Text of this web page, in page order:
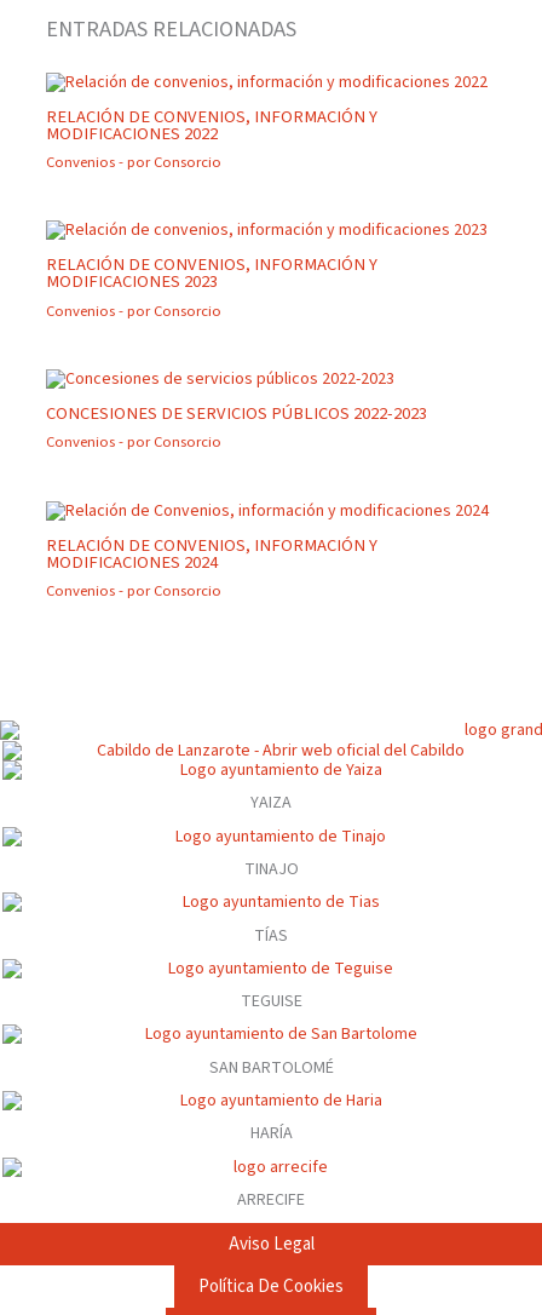
ENTRADAS RELACIONADAS
RELACIÓN DE CONVENIOS, INFORMACIÓN Y
MODIFICACIONES 2022
Convenios- por Consorcio
RELACIÓN DE CONVENIOS, INFORMACIÓN Y
MODIFICACIONES 2023
Convenios- por Consorcio
CONCESIONES DE SERVICIOS PÚBLICOS 2022-2023
Convenios- por Consorcio
RELACIÓN DE CONVENIOS, INFORMACIÓN Y
MODIFICACIONES 2024
Convenios- por Consorcio
YAIZA
TINAJO
TÍAS
TEGUISE
SAN BARTOLOMÉ
HARÍA
ARRECIFE
Aviso Legal
Política De Cookies